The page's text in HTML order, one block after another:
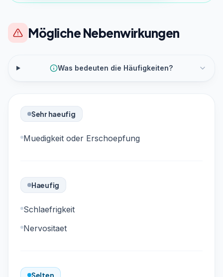
Mögliche Nebenwirkungen
Was bedeuten die Häufigkeiten?
Sehr haeufig
Muedigkeit oder Erschoepfung
Haeufig
Schlaefrigkeit
Nervositaet
Selten